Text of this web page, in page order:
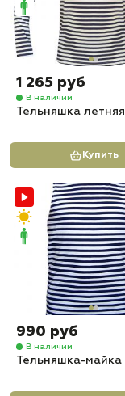
1 265 руб
В наличии
Тельняшка
Купить
990 руб
В наличии
Тельняшка-майка